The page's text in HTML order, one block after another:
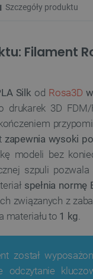
Szczegóły produktu
Filament
Silk od Rosa3D
drukarek 3D
zapewnia wysoki
modeli bez
szpuli
spełnia normę
związanych z
materiału to 1 kg
został
odczytanie